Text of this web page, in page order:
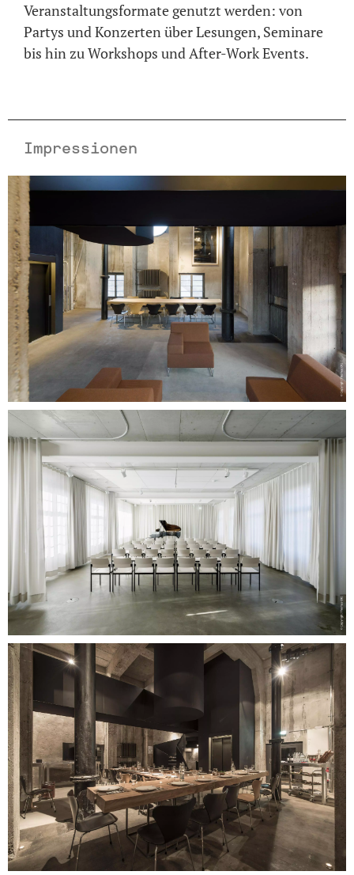
Veranstaltungsformate genutzt werden: von
Partys und Konzerten über Lesungen, Seminare
bis hin zu Workshops und After-Work Events.
Impressionen